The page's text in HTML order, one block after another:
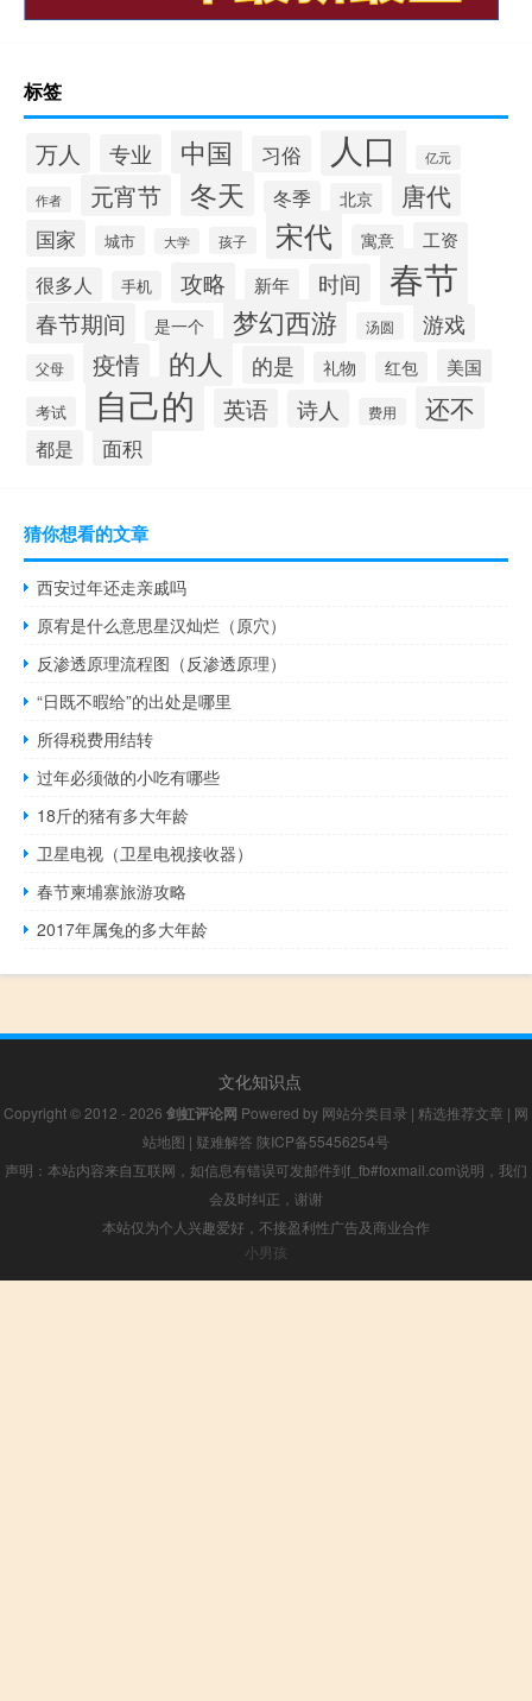
标签
万人 专业 中国 习俗 人口 亿元
作者 元宵节 冬天 冬季 北京 唐代
国家 城市 大学 孩子 宋代 寓意 工资
很多人 手机 攻略 新年 时间 春节
春节期间 是一个 梦幻西游 汤圆 游戏
父母 疫情 的人 的是 礼物 红包 美国
考试 自己的 英语 诗人 费用 还不
都是 面积
猜你想看的文章
西安过年还走亲戚吗
原宥是什么意思星汉灿烂（原穴）
反渗透原理流程图（反渗透原理）
“日既不暇给”的出处是哪里
所得税费用结转
过年必须做的小吃有哪些
18斤的猪有多大年龄
卫星电视（卫星电视接收器）
春节柬埔寨旅游攻略
2017年属兔的多大年龄
文化知识点
Copyright © 2012 - 2026 剑虹评论网 Powered by 网站分类目录 | 精选推荐文章 | 网
站地图 | 疑难解答 陕ICP备55456254号
声明：本站内容来自互联网，如信息有错误可发邮件到f_fb#foxmail.com说明，我们
会及时纠正，谢谢
本站仅为个人兴趣爱好，不接盈利性广告及商业合作
小男孩